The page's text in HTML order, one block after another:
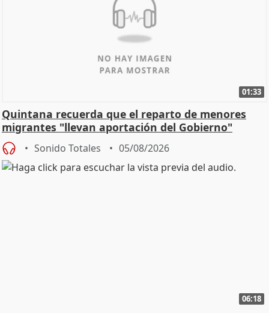
01:33
Quintana recuerda que el reparto de menores
migrantes "llevan aportación del Gobierno"
central
Sonido Totales 05/08/2026
06:18